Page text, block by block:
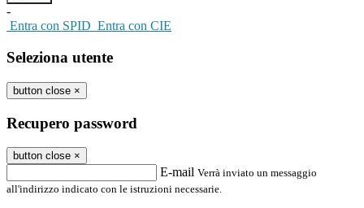
-
Entra con SPID Entra con CIE
Seleziona utente
button close ×
Recupero password
button close ×
E-mail Verrà inviato un messaggio
all'indirizzo indicato con le istruzioni necessarie.